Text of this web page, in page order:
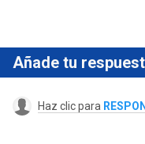
Añade tu
Haz clic para